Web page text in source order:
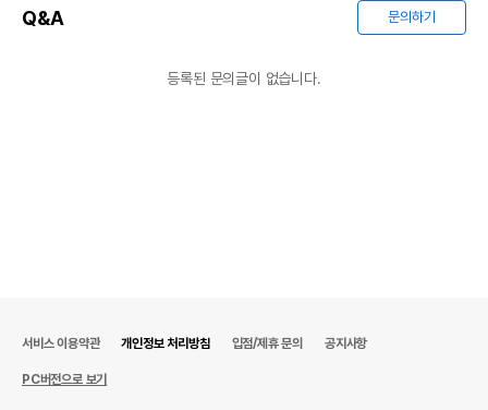
Q&A 문의하기
등록된 문의글이 없습니다.
서비스 이용약관 개인정보 처리방침 입점/제휴 문의 공지사항
PC버전으로 보기